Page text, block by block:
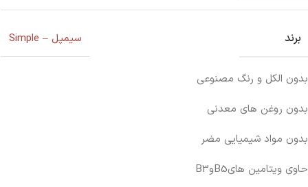
برند سیمپل – Simple
بدون الکل و رنگ مصنوعی
بدون روغن های معدنی
بدون مواد شیمیایی مضر
حاوی ویتامین هایB5وB3